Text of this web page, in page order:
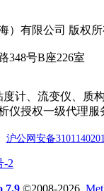
）有限公司 版权所
348号B座226室
度计、流变仪、质
仪授权一级代理服
沪公网安备
-2